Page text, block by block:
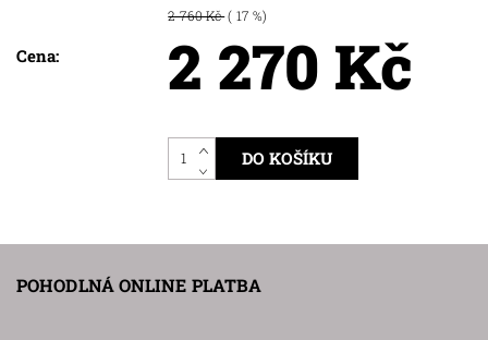
Cena:
2 760 Kč ( 17 %)
2 270 Kč
POHODLNÁ ONLINE PLATBA